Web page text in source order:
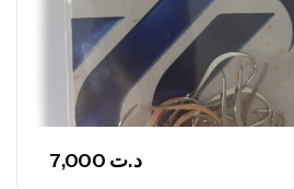
د.ت